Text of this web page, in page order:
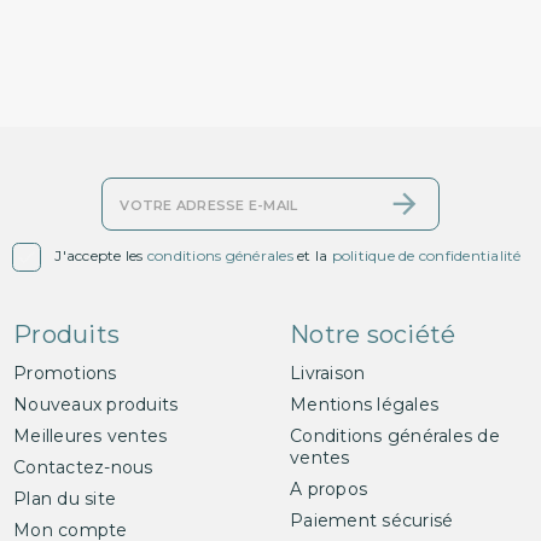
J'accepte les conditions généraleset la politique de confidentialité
Produits
Promotions
Nouveaux produits
Meilleures ventes
Contactez-nous
Plan du site
Mon compte
Notre société
Livraison
Mentions légales
Conditions générales de
ventes
A propos
Paiement sécurisé